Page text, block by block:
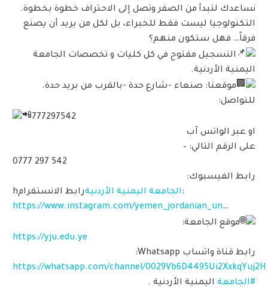
نساعدك لتبدأ من الصفر وتصل إلى الاحتراف خطوة بخطوة.
التكنولوجيا ليست فقط للخبراء، بل لكل من يريد أن يصنع
فرقاً… فهل ستكون منهم؟
التسجيل مفتوح في كل كليات و تخصصات الجامعة
اليمنية الأردنية.
موقعنا: صنعاء -شارع حدة -بالقرب من بريد حدة.
للتواصل:
777297542
او عبر الواتس آب
على الرقم التالي: –
0777 297 542
رابط الفيسبوك:
h
الجامعة اليمنية الأردنيةرابط الانستقرام:
https://www.instagram.com/yemen_jordanian_un…
موقع الجامعة:
https://yju.edu.ye
رابط قناة واتساب Whatsapp:
https://whatsapp.com/channel/0029Vb6D4495Ui2XxkqYuj2H
#الجامعة اليمنية الأردنية .